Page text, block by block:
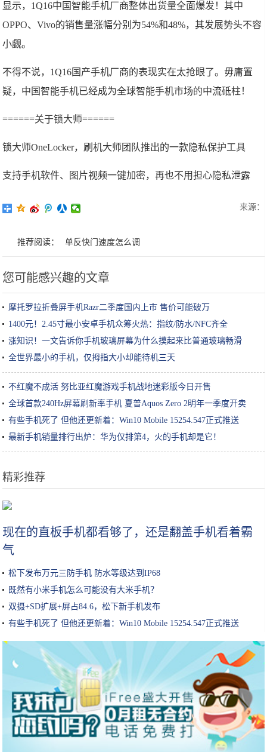
显示，1Q16中国智能手机厂商整体出货量全面爆发！其中
OPPO、Vivo的销售量涨幅分别为54%和48%，其发展势头不容
小觑。
不得不说，1Q16国产手机厂商的表现实在太抢眼了。毋庸置
疑，中国智能手机已经成为全球智能手机市场的中流砥柱！
======关于锁大师======
锁大师OneLocker，刷机大师团队推出的一款隐私保护工具
支持手机软件、图片视频一键加密，再也不用担心隐私泄露
来源：
推荐阅读： 单反快门速度怎么调
您可能感兴趣的文章
摩托罗拉折叠屏手机Razr二季度国内上市 售价可能破万
1400元！2.45寸最小安卓手机众筹火热：指纹/防水/NFC齐全
涨知识！一文告诉你手机玻璃屏幕为什么摸起来比普通玻璃畅滑
全世界最小的手机，仅拇指大小却能待机三天
不红魔不成活 努比亚红魔游戏手机战地迷彩版今日开售
全球首款240Hz屏幕刷新率手机 夏普Aquos Zero 2明年一季度开卖
有些手机死了 但他还更新着：Win10 Mobile 15254.547正式推送
最新手机销量排行出炉：华为仅排第4，火的手机却是它！
精彩推荐
现在的直板手机都看够了，还是翻盖手机看着霸
气
松下发布万元三防手机 防水等级达到IP68
既然有小米手机怎么可能没有大米手机？
双摄+SD扩展+屏占84.6，松下新手机发布
有些手机死了 但他还更新着：Win10 Mobile 15254.547正式推送